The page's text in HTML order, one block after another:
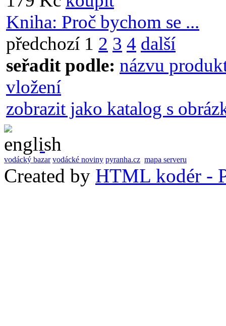
Kniha: Proč bychom se ...
předchozí 1 2 3 4 další
seřadit podle: názvu
vložení
zobrazit jako katalog s
vodácký bazar vodácké noviny pyranha.cz mapa serveru
Created by HTML kodér -